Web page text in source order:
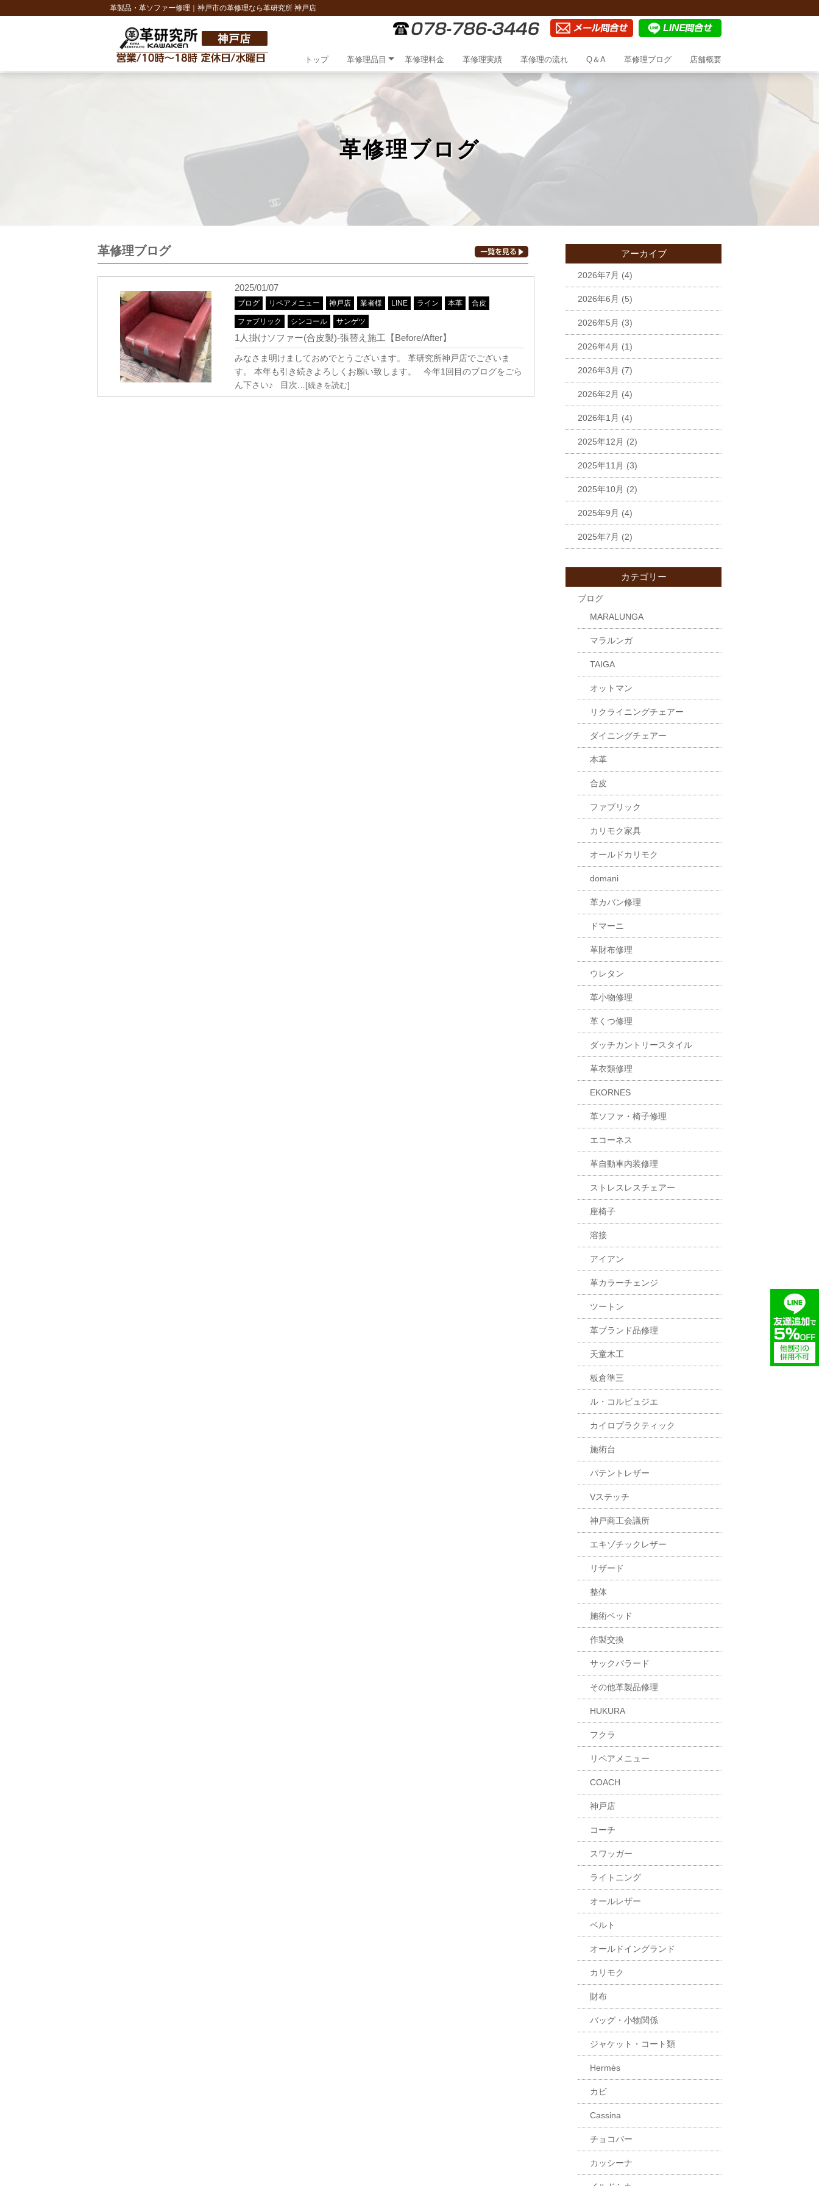
革製品・革ソファー修理｜神戸市の革修理なら革研究所 神戸店
トップ 革修理品目 革修理料金 革修理実績 革修理の流れ Q＆A 革修理ブログ 店舗概要
革修理ブログ
革修理ブログ
2025/01/07
ブログ リペアメニュー 神戸店 業者様 LINE ライン 本革 合皮
ファブリック シンコール サンゲツ
1人掛けソファー(合皮製)-張替え施工【Before/After】
みなさま明けましておめでとうございます。 革研究所神戸店でございま
す。 本年も引き続きよろしくお願い致します。 今年1回目のブログをごら
ん下さい♪ 目次…[続きを読む]
アーカイブ
2026年7月 (4)
2026年6月 (5)
2026年5月 (3)
2026年4月 (1)
2026年3月 (7)
2026年2月 (4)
2026年1月 (4)
2025年12月 (2)
2025年11月 (3)
2025年10月 (2)
2025年9月 (4)
2025年7月 (2)
カテゴリー
ブログ
MARALUNGA
マラルンガ
TAIGA
オットマン
リクライニングチェアー
ダイニングチェアー
本革
合皮
ファブリック
カリモク家具
オールドカリモク
domani
革カバン修理
ドマーニ
革財布修理
ウレタン
革小物修理
革くつ修理
ダッチカントリースタイル
革衣類修理
EKORNES
革ソファ・椅子修理
エコーネス
革自動車内装修理
ストレスレスチェアー
座椅子
溶接
アイアン
革カラーチェンジ
ツートン
革ブランド品修理
天童木工
板倉準三
ル・コルビュジエ
カイロプラクティック
施術台
パテントレザー
Vステッチ
神戸商工会議所
エキゾチックレザー
リザード
整体
施術ベッド
作製交換
サックバラード
その他革製品修理
HUKURA
フクラ
リペアメニュー
COACH
神戸店
コーチ
スワッガー
ライトニング
オールレザー
ベルト
オールドイングランド
カリモク
財布
バッグ・小物関係
ジャケット・コート類
Hermès
カビ
Cassina
チョコバー
カッシーナ